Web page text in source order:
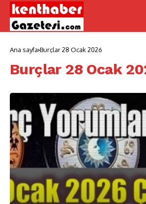
Ana sayfa Burçlar 28 Ocak 2026
Burçlar 28 Ocak